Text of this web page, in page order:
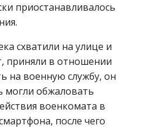
приостанавливалось
схватили на улице и
приняли в отношении
на военную службу, он
могли обжаловать
военкомата в
после чего